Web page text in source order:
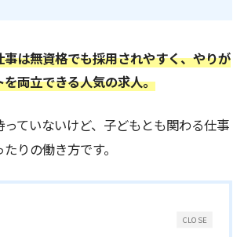
は無資格でも採用されやすく、やりが
両立できる人気の求人。
ていないけど、子どもとも関わる仕事
りの働き方です。
CLOSE